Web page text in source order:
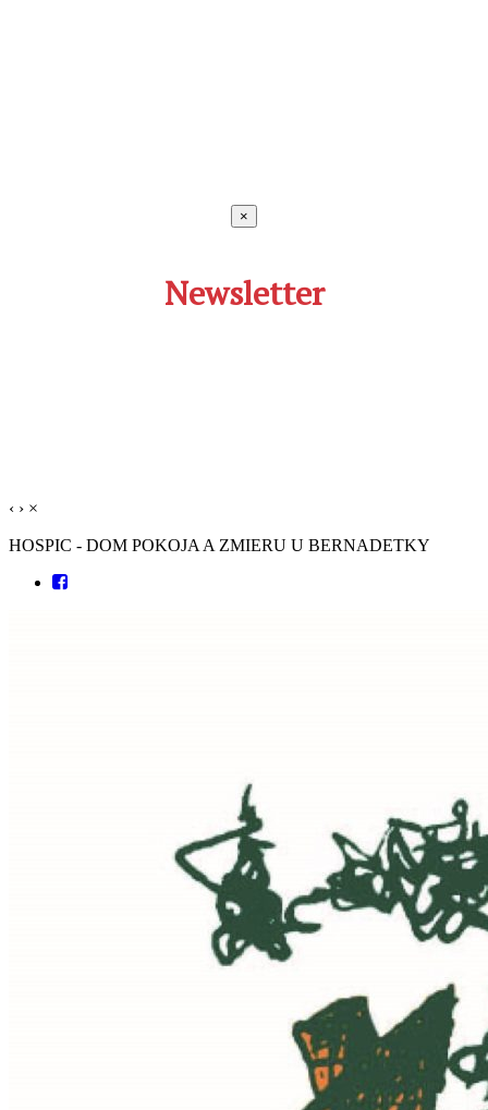
×
Newsletter
‹ › ×
HOSPIC - DOM POKOJA A ZMIERU U BERNADETKY